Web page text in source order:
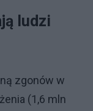
ludzi
zgonów w
(1,6 mln